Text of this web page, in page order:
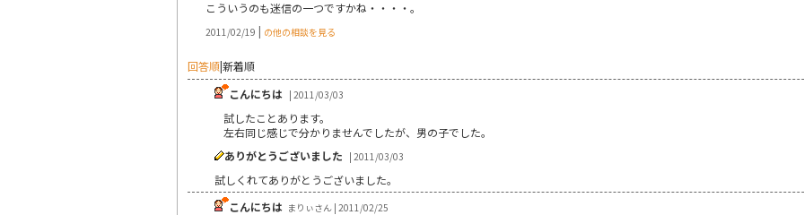
こういうのも迷信の一つですかね・・・・。
2011/02/19 | の他の相談を見る
回答順|新着順
こんにちは | 2011/03/03
試したことあります。
左右同じ感じで分かりませんでしたが、男の子でした。
ありがとうございました | 2011/03/03
試しくれてありがとうございました。
こんにちは まりぃさん | 2011/02/25